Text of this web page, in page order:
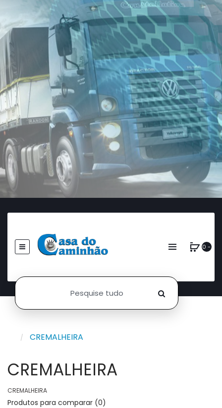
0 -
CREMALHEIRA
CREMALHEIRA
CREMALHEIRA
Produtos para comparar (0)